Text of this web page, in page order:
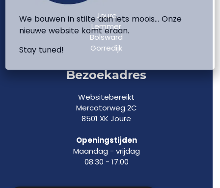
Joure
Lemmer
Bolsward
Gorredijk
Bezoekadres
Websitebereikt
Mercatorweg 2C
8501 XK Joure
Openingstijden
Maandag - vrijdag
08:30 - 17:00
We bouwen in stilte aan iets moois… Onze
nieuwe website komt eraan.
Stay tuned!